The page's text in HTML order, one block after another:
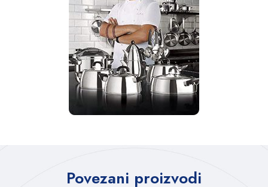
Povezani proizvodi